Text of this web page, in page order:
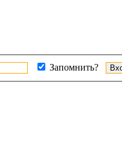
Запомнить?